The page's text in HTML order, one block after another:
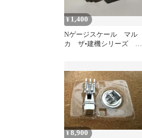
¥ 1,400
Nゲージスケール マル
カ ザ•建機シリーズ 油
¥8,900